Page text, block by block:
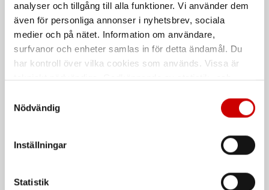
analyser och tillgång till alla funktioner. Vi använder dem
även för personliga annonser i nyhetsbrev, sociala
medier och på nätet. Information om användare,
surfvanor och enheter samlas in för detta ändamål. Du
har kontroll över vilka cookies som används. Vissa är
tekniskt nödvändiga. Godkännande av statistik- och
länder utanför EU med olika dataskyddsnormer. Genom
att godkänna samtycker du till sådana överföringar. Läs
Nödvändig
Inställningar
Statistik
Tigerflex W-250
Skärskydd nivå C
ISO 13997:C
EN 388:2016+A1:2018
Skärskyddshandske W-120
Skyddsnivå B
EN 388
Kampanj